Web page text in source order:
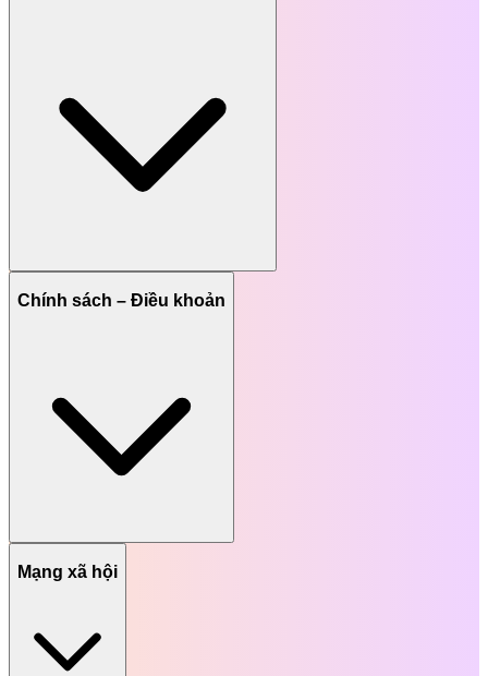
Chính sách – Điều khoản
Mạng xã hội